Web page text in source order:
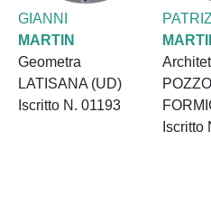
GIANNI
MARTIN
Geometra
LATISANA (UD)
Iscritto N. 01193
Iscritto